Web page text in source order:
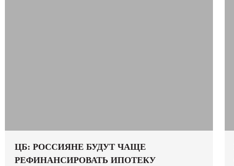
ЦБ: РОССИЯНЕ БУДУТ ЧАЩЕ
РЕФИНАНСИРОВАТЬ ИПОТЕКУ